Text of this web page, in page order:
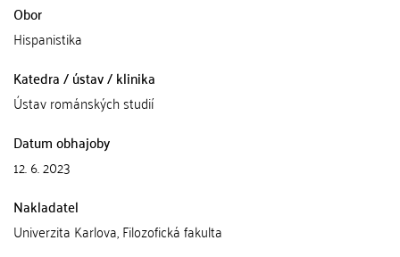
Obor
Hispanistika
Katedra / ústav / klinika
Ústav románských studií
Datum obhajoby
12. 6. 2023
Nakladatel
Univerzita Karlova, Filozofická fakulta